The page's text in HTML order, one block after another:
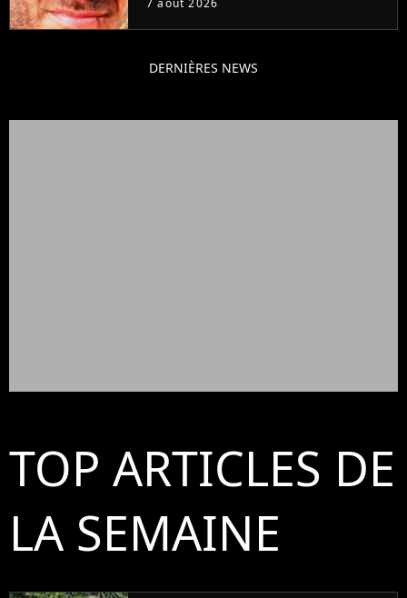
7 août 2026
DERNIÈRES NEWS
TOP ARTICLES DE
LA SEMAINE